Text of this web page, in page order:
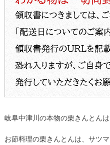
岐阜中津川の本物の栗きんとんは
お節料理の栗きんとんは、サツ